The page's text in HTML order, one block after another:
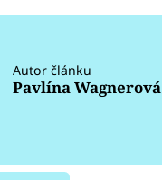
Autor článku
Pavlína Wagnerová